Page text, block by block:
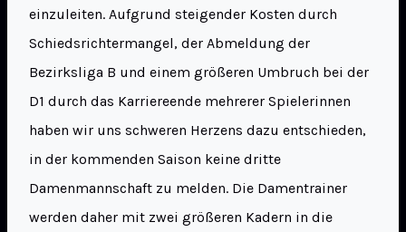
einzuleiten. Aufgrund steigender Kosten durch
Schiedsrichtermangel, der Abmeldung der
Bezirksliga B und einem größeren Umbruch bei der
D1 durch das Karriereende mehrerer Spielerinnen
haben wir uns schweren Herzens dazu entschieden,
in der kommenden Saison keine dritte
Damenmannschaft zu melden. Die Damentrainer
werden daher mit zwei größeren Kadern in die